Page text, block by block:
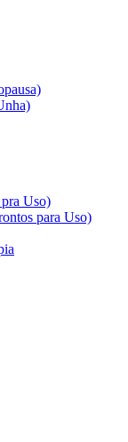
Uso)
para Uso)